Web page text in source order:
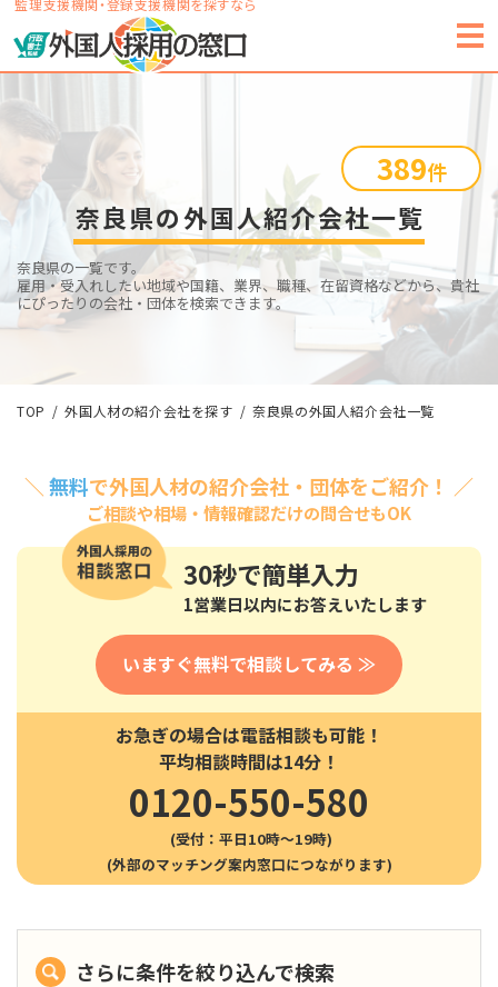
監理支援機関・登録支援機関を探すなら
389件
奈良県の外国人紹介会社一覧
奈良県の一覧です。
雇用・受入れしたい地域や国籍、業界、職種、在留資格などから、貴社
にぴったりの会社・団体を検索できます。
TOP 外国人材の紹介会社を探す 奈良県の外国人紹介会社一覧
＼ 無料で外国人材の紹介会社・団体をご紹介！ ／
ご相談や相場・情報確認だけの問合せもOK
30秒で簡単入力
1営業日以内にお答えいたします
いますぐ無料で相談してみる ≫
お急ぎの場合は電話相談も可能！
平均相談時間は14分！
0120-550-580
(受付：平日10時〜19時)
さらに条件を絞り込んで検索